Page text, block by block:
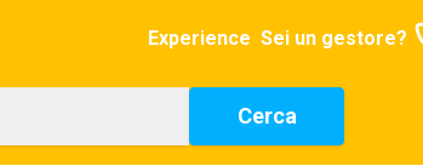
Experience Sei un gestore?
Cerca